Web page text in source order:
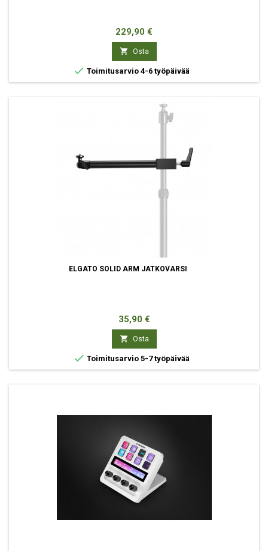
Hinta
229,90 €
 Osta
 Toimitusarvio 4-6 työpäivää
ELGATO SOLID ARM JATKOVARSI
Hinta
35,90 €
 Osta
 Toimitusarvio 5-7 työpäivää